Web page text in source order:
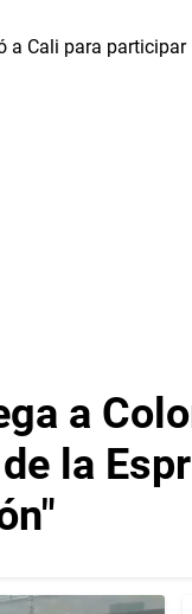
a
la